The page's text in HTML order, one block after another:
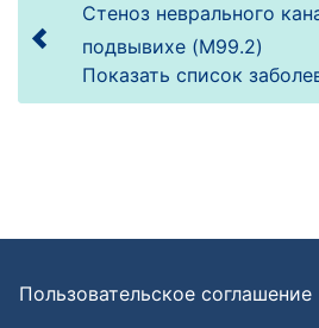
Стеноз неврального
подвывихе (M99.2)
Показать список
Пользовательское соглашение